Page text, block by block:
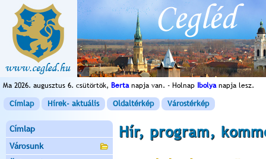
Ma 2026. augusztus 6. csütörtök, Bertanapja van. - Holnap Ibolyanapja lesz.
Címlap Hírek- aktuális Oldaltérkép Várostérkép
Címlap
Városunk
Hír, program,